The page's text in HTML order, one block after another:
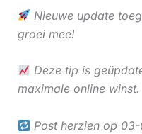
Nieuwe update
groei mee!
Deze tip is
maximale online winst.
Post herzien op